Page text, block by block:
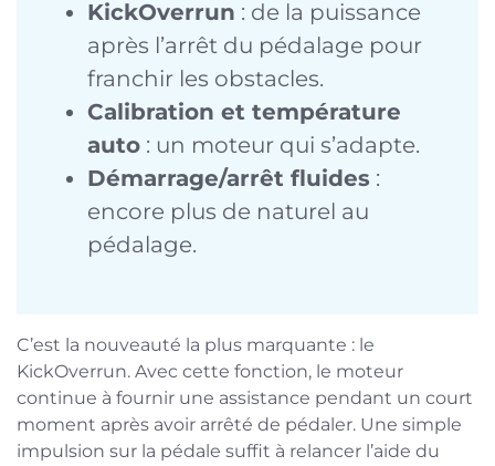
KickOverrun : de la puissance
après l’arrêt du pédalage pour
franchir les obstacles.
Calibration et température
auto : un moteur qui s’adapte.
Démarrage/arrêt fluides :
encore plus de naturel au
pédalage.
C’est la nouveauté la plus marquante : le
KickOverrun. Avec cette fonction, le moteur
continue à fournir une assistance pendant un court
moment après avoir arrêté de pédaler. Une simple
impulsion sur la pédale suffit à relancer l’aide du